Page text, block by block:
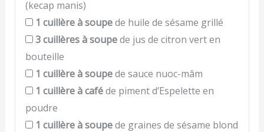
(kecap manis)
1 cuillère à soupede huile de sésame grillé
3cuillères à soupede jus de citron vert en
bouteille
1 cuillère à soupede sauce nuoc-mâm
1 cuillère à caféde piment d’Espelette en
poudre
1 cuillère à soupede graines de sésame blond